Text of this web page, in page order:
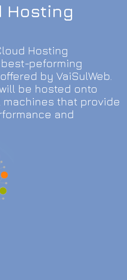
Hosting
Hosting
peforming
by VaiSulWeb.
be hosted onto
that provide
and